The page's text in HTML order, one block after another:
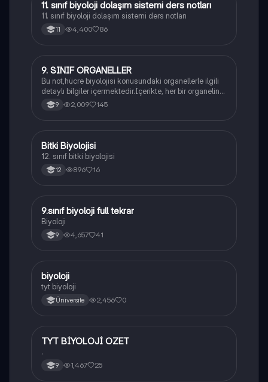
Biyoloji
11. sınıf biyoloji dolaşım sistemi ders notları
11. sınıf biyoloji dolaşım sistemi ders notları
11 4,400 86
Biyoloji
9. SINIF ORGANELLER
Bu not,hücre biyolojisi konusundaki organellerle ilgili
detaylı bilgiler içermektedir.İçerikte, her bir organelin
yapısı,fonksiyonları ve hücre içindeki rolü
açıklanmaktadır.
9 2,009 145
Biyoloji
Bitki Biyolojisi
12. sınıf bitki biyolojisi
12 896 16
Biyoloji
9.sınıf biyoloji full tekrar
Biyoloji
9 4,657 41
BBiyoloji
biyoloji
tyt biyoloji
Üniversite 2,456 0
Biyoloji
TYT BİYOLOJİ OZET
.
9 1,467 25